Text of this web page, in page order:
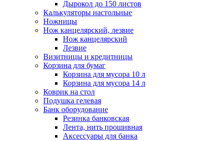
Дырокол до 150 листов
Калькуляторы настольные
Ножницы
Нож канцелярский, лезвие
Нож канцелярский
Лезвие
Визитницы и кредитницы
Корзина для бумаг
Корзина для мусора 10 л
Корзина для мусора 14 л
Коврик на стол
Подушка гелевая
Банк оборудование
Резинка банковская
Лента, нить прошивная
Аксессуары для банка